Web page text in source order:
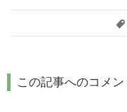
,
この記事へのコメン